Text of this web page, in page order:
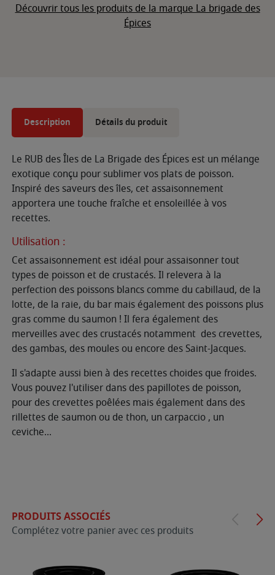
Découvrir tous les produits de la marque La brigade des
Épices
Description Détails du produit
Le RUB des Îles de La Brigade des Épices est un mélange
exotique conçu pour sublimer vos plats de poisson.
Inspiré des saveurs des îles, cet assaisonnement
apportera une touche fraîche et ensoleillée à vos
recettes.
Utilisation :
Cet assaisonnement est idéal pour assaisonner tout
types de poisson et de crustacés. Il relevera à la
perfection des poissons blancs comme du cabillaud, de la
lotte, de la raie, du bar mais également des poissons plus
gras comme du saumon ! Il fera également des
merveilles avec des crustacés notamment des crevettes,
des gambas, des moules ou encore des Saint-Jacques.
Il s'adapte aussi bien à des recettes choides que froides.
Vous pouvez l'utiliser dans des papillotes de poisson,
pour des crevettes poêlées mais également dans des
rillettes de saumon ou de thon, un carpaccio , un
ceviche...
PRODUITS ASSOCIÉS
Complétez votre panier avec ces produits